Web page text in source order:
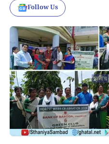
Follow Us